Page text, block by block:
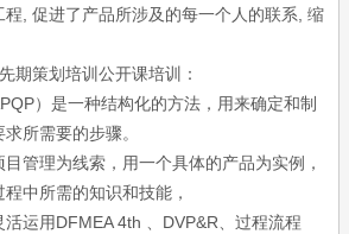
, 促进了产品所涉及的每一个人的联系, 缩
期策划培训公开课培训：
）是一种结构化的方法，用来确定和制
所需要的步骤。
管理为线索，用一个具体的产品为实例，
中所需的知识和技能，
运用DFMEA 4th 、DVP&R、过程流程